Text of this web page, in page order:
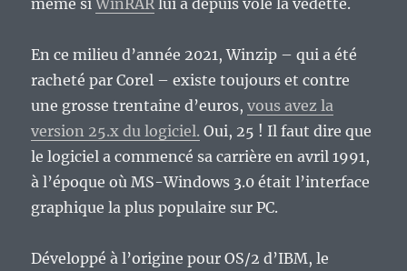
même siWinRARlui a dépuis volé la vedette.
En ce milieu d’année 2021, Winzip – qui a été
racheté par Corel – existe toujours et contre
une grosse trentaine d’euros,vous avez la
version 25.x du logiciel. Oui, 25 ! Il faut dire que
le logiciel a commencé sa carrière en avril 1991,
à l’époque où MS-Windows 3.0 était l’interface
graphique la plus populaire sur PC.
Développé à l’origine pour OS/2 d’IBM, le